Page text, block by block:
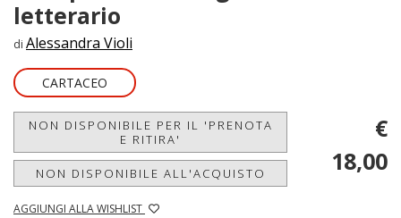
letterario
di Alessandra Violi
CARTACEO
NON DISPONIBILE PER IL 'PRENOTA
E RITIRA'
NON DISPONIBILE ALL'ACQUISTO
AGGIUNGI ALLA WISHLIST
€
18,00